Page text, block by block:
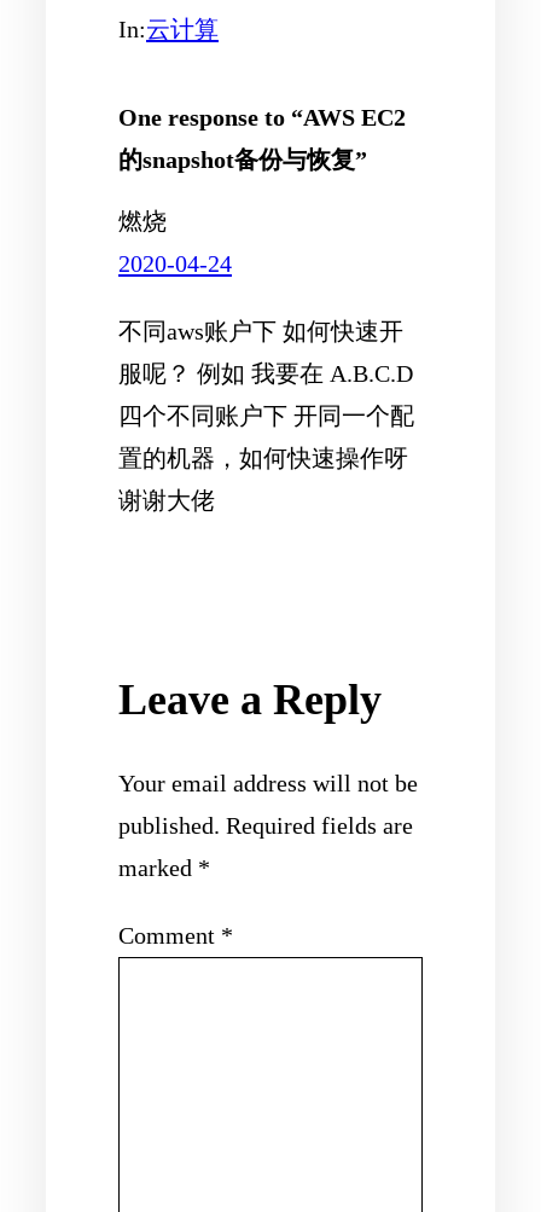
In:云计算
One response to “AWS EC2
的snapshot备份与恢复”
燃烧
2020-04-24
不同aws账户下 如何快速开
服呢？ 例如 我要在 A.B.C.D
四个不同账户下 开同一个配
置的机器，如何快速操作呀
谢谢大佬
Leave a Reply
Your email address will not be
published. Required fields are
marked *
Comment *